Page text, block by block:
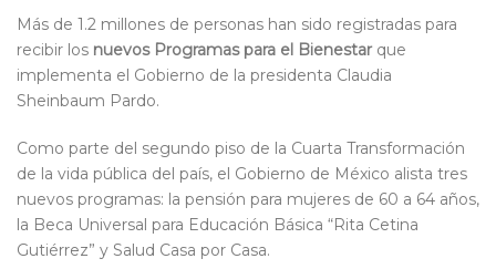
Más de 1.2 millones de personas han sido registradas para
recibir los nuevos Programas para el Bienestarque
implementa el Gobierno de la presidenta Claudia
Sheinbaum Pardo.
Como parte del segundo piso de la Cuarta Transformación
de la vida pública del país, el Gobierno de México alista tres
nuevos programas: la pensión para mujeres de 60 a 64 años,
la Beca Universal para Educación Básica “Rita Cetina
Gutiérrez” y Salud Casa por Casa.